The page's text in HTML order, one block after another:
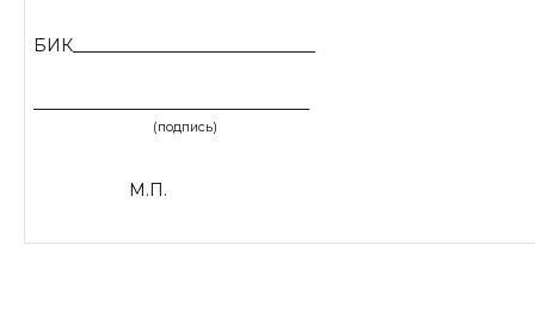
БИК_____________________________
(подпись)
М.П.